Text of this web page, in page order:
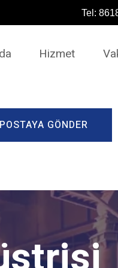
Tel:
Hizmet
GÖNDER